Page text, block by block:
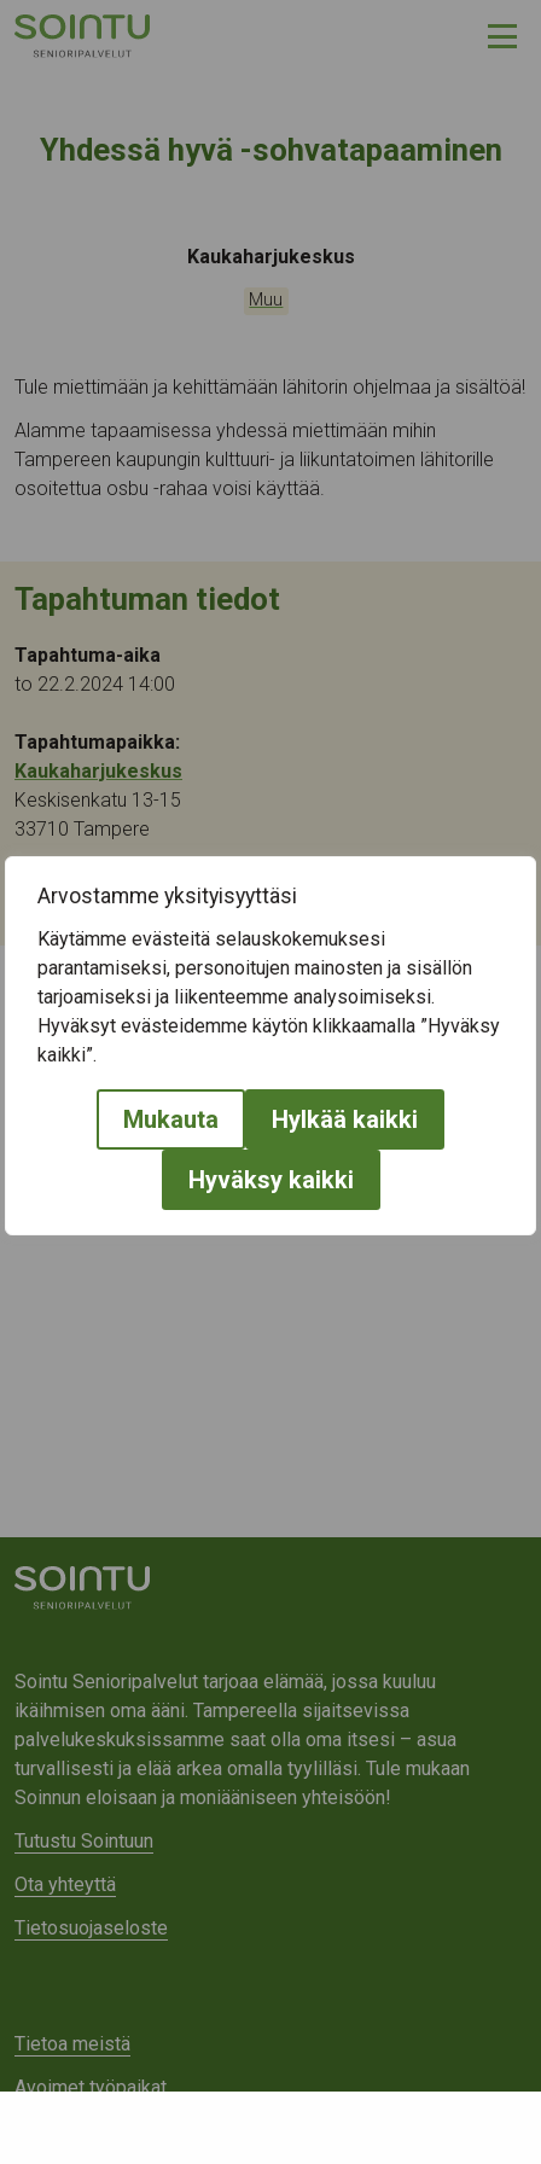
Arvostamme yksityisyyttäsi
Käytämme evästeitä selauskokemuksesi
parantamiseksi, personoitujen mainosten ja sisällön
tarjoamiseksi ja liikenteemme analysoimiseksi.
Hyväksyt evästeidemme käytön klikkaamalla ”Hyväksy
kaikki”.
Mukauta Hylkää kaikki
Hyväksy kaikki
Hyppää sisältöön
Yhdessä hyvä -sohvatapaaminen
Tapahtumapaikka:
Kaukaharjukeskus
Kategoriat:
Muu
Tule miettimään ja kehittämään lähitorin ohjelmaa ja sisältöä!
Alamme tapaamisessa yhdessä miettimään mihin
Tampereen kaupungin kulttuuri- ja liikuntatoimen lähitorille
osoitettua osbu -rahaa voisi käyttää.
Tapahtuman tiedot
Tapahtuma-aika
to 22.2.2024 14:00
Tapahtumapaikka:
Kaukaharjukeskus
Keskisenkatu 13-15
33710 Tampere
Kategoriat:
← Näytä kaikki tapahtumat
Sointu Senioripalvelut tarjoaa elämää, jossa kuuluu
ikäihmisen oma ääni. Tampereella sijaitsevissa
palvelukeskuksissamme saat olla oma itsesi – asua
turvallisesti ja elää arkea omalla tyylilläsi. Tule mukaan
Soinnun eloisaan ja moniääniseen yhteisöön!
Tutustu Sointuun
Ota yhteyttä
Tietosuojaseloste
Tietoa meistä
Avoimet työpaikat